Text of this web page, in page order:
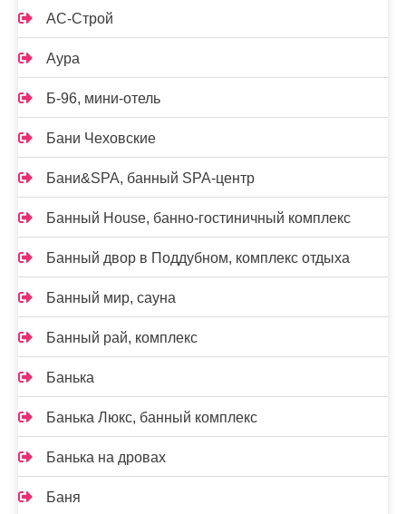
АС-Строй
Аура
Б-96, мини-отель
Бани Чеховские
Бани&SPA, банный SPA-центр
Банный House, банно-гостиничный комплекс
Банный двор в Поддубном, комплекс отдыха
Банный мир, сауна
Банный рай, комплекс
Банька
Банька Люкс, банный комплекс
Банька на дровах
Баня